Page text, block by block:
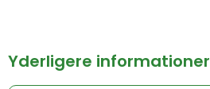
Yderligere informationer